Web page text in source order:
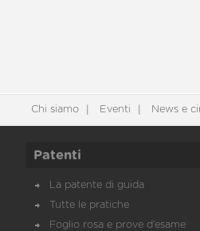
Chi siamo Eventi News e
Patenti
La patente di guida
Tutte le pratiche
Foglio rosa e prove d’esame